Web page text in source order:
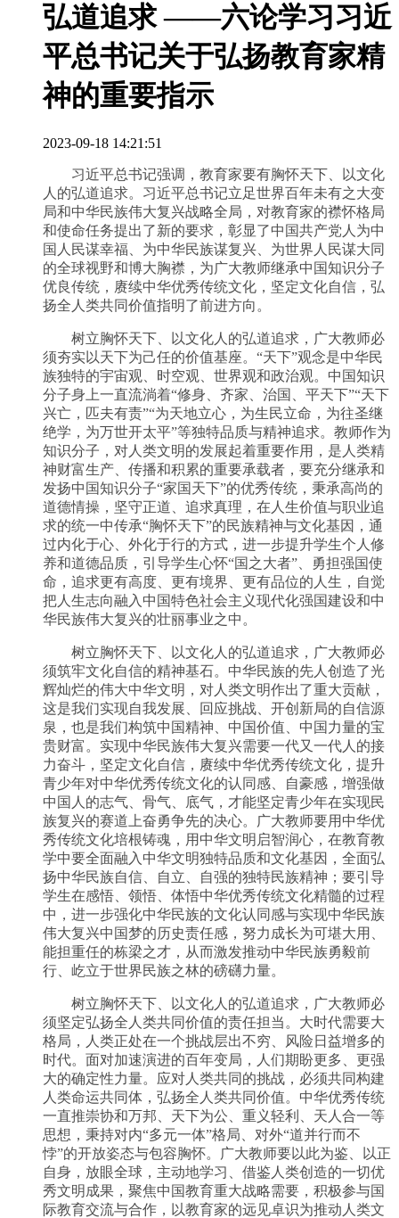
弘道追求 ——六论学习习近
平总书记关于弘扬教育家精
神的重要指示
2023-09-18 14:21:51
习近平总书记强调，教育家要有胸怀天下、以文化
人的弘道追求。习近平总书记立足世界百年未有之大变
局和中华民族伟大复兴战略全局，对教育家的襟怀格局
和使命任务提出了新的要求，彰显了中国共产党人为中
国人民谋幸福、为中华民族谋复兴、为世界人民谋大同
的全球视野和博大胸襟，为广大教师继承中国知识分子
优良传统，赓续中华优秀传统文化，坚定文化自信，弘
扬全人类共同价值指明了前进方向。
树立胸怀天下、以文化人的弘道追求，广大教师必
须夯实以天下为己任的价值基座。“天下”观念是中华民
族独特的宇宙观、时空观、世界观和政治观。中国知识
分子身上一直流淌着“修身、齐家、治国、平天下”“天下
兴亡，匹夫有责”“为天地立心，为生民立命，为往圣继
绝学，为万世开太平”等独特品质与精神追求。教师作为
知识分子，对人类文明的发展起着重要作用，是人类精
神财富生产、传播和积累的重要承载者，要充分继承和
发扬中国知识分子“家国天下”的优秀传统，秉承高尚的
道德情操，坚守正道、追求真理，在人生价值与职业追
求的统一中传承“胸怀天下”的民族精神与文化基因，通
过内化于心、外化于行的方式，进一步提升学生个人修
养和道德品质，引导学生心怀“国之大者”、勇担强国使
命，追求更有高度、更有境界、更有品位的人生，自觉
把人生志向融入中国特色社会主义现代化强国建设和中
华民族伟大复兴的壮丽事业之中。
树立胸怀天下、以文化人的弘道追求，广大教师必
须筑牢文化自信的精神基石。中华民族的先人创造了光
辉灿烂的伟大中华文明，对人类文明作出了重大贡献，
这是我们实现自我发展、回应挑战、开创新局的自信源
泉，也是我们构筑中国精神、中国价值、中国力量的宝
贵财富。实现中华民族伟大复兴需要一代又一代人的接
力奋斗，坚定文化自信，赓续中华优秀传统文化，提升
青少年对中华优秀传统文化的认同感、自豪感，增强做
中国人的志气、骨气、底气，才能坚定青少年在实现民
族复兴的赛道上奋勇争先的决心。广大教师要用中华优
秀传统文化培根铸魂，用中华文明启智润心，在教育教
学中要全面融入中华文明独特品质和文化基因，全面弘
扬中华民族自信、自立、自强的独特民族精神；要引导
学生在感悟、领悟、体悟中华优秀传统文化精髓的过程
中，进一步强化中华民族的文化认同感与实现中华民族
伟大复兴中国梦的历史责任感，努力成长为可堪大用、
能担重任的栋梁之才，从而激发推动中华民族勇毅前
行、屹立于世界民族之林的磅礴力量。
树立胸怀天下、以文化人的弘道追求，广大教师必
须坚定弘扬全人类共同价值的责任担当。大时代需要大
格局，人类正处在一个挑战层出不穷、风险日益增多的
时代。面对加速演进的百年变局，人们期盼更多、更强
大的确定性力量。应对人类共同的挑战，必须共同构建
人类命运共同体，弘扬全人类共同价值。中华优秀传统
一直推崇协和万邦、天下为公、重义轻利、天人合一等
思想，秉持对内“多元一体”格局、对外“道并行而不
悖”的开放姿态与包容胸怀。广大教师要以此为鉴、以正
自身，放眼全球，主动地学习、借鉴人类创造的一切优
秀文明成果，聚焦中国教育重大战略需要，积极参与国
际教育交流与合作，以教育家的远见卓识为推动人类文